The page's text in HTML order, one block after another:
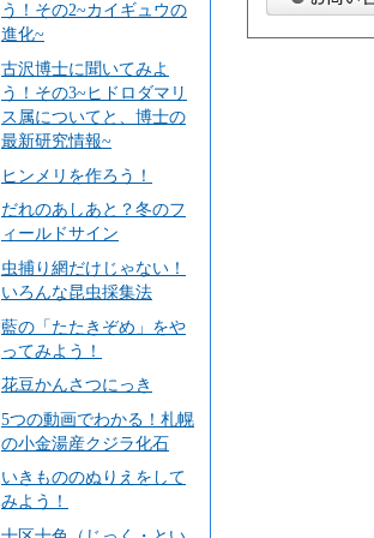
う！その2~カイギュウの
進化~
古沢博士に聞いてみよ
う！その3~ヒドロダマリ
ス属についてと、博士の
最新研究情報~
ヒンメリを作ろう！
だれのあしあと？冬のフ
ィールドサイン
虫捕り網だけじゃない！
いろんな昆虫採集法
藍の「たたきぞめ」をや
ってみよう！
花豆かんさつにっき
5つの動画でわかる！札幌
の小金湯産クジラ化石
いきもののぬりえをして
みよう！